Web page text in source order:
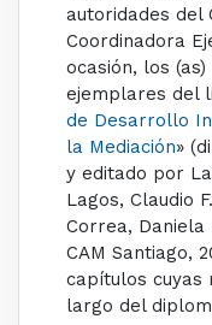
autoridades del
Coordinadora
ocasión, los
ejemplares del
de Desarrollo
la Mediación» (
y editado por
Lagos, Claudio
Correa, Daniela
CAM Santiago,
capítulos cuyas
largo del